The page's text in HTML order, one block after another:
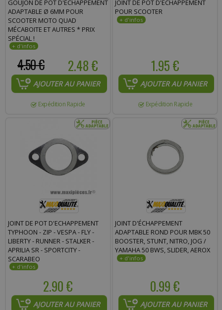
GOUJON DE POT D'ÉCHAPPEMENT
ADAPTABLE Ø 6MM POUR
SCOOTER MOTO QUAD
MÉCABOITE ET AUTRES * PRIX
SPÉCIAL !
2.48 €
4.50 €
AJOUTER AU PANIER
Expédition Rapide
JOINT DE POT D'ECHAPPEMENT
POUR SCOOTER
1.95 €
AJOUTER AU PANIER
Expédition Rapide
JOINT DE POT D'ECHAPPEMENT
TYPHOON - ZIP - VESPA - FLY -
LIBERTY - RUNNER - STALKER -
APRILIA SR - SPORTCITY -
SCARABEO
2.90 €
AJOUTER AU PANIER
JOINT D'ÉCHAPPEMENT
ADAPTABLE ROND POUR MBK 50
BOOSTER, STUNT, NITRO, JOG /
YAMAHA 50 BWS, SLIDER, AEROX
0.99 €
AJOUTER AU PANIER
Commentaire :